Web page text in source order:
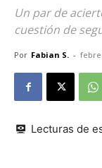
Un par de
cuestión de
Por Fabian S. -
Lecturas de